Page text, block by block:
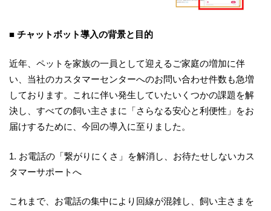
■ チャットボット導入の背景と目的
近年、ペットを家族の一員として迎えるご家庭の増加に伴
い、当社のカスタマーセンターへのお問い合わせ件数も急増
しております。これに伴い発生していたいくつかの課題を解
決し、すべての飼い主さまに「さらなる安心と利便性」をお
届けするために、今回の導入に至りました。
1. お電話の「繋がりにくさ」を解消し、お待たせしないカス
タマーサポートへ
これまで、お電話の集中により回線が混雑し、飼い主さまを